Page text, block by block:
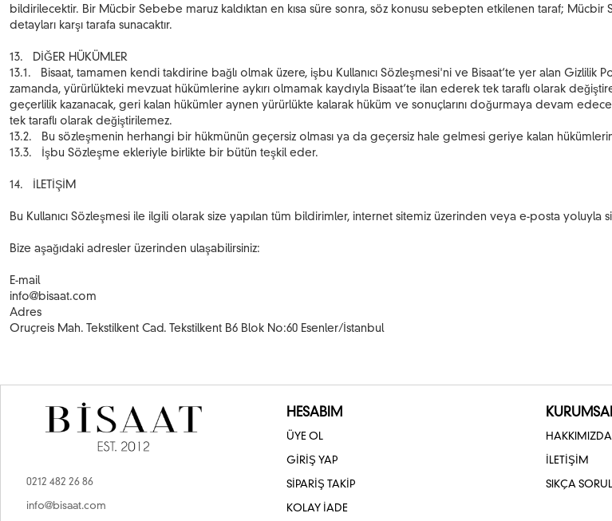
bildirilecektir. Bir Mücbir Sebebe maruz kaldıktan en kısa süre sonra, söz konusu sebepten etkilenen taraf;
detayları karşı tarafa sunacaktır.
13. DİĞER HÜKÜMLER
13.1. Bisaat, tamamen kendi takdirine bağlı olmak üzere, işbu Kullanıcı Sözleşmesi'ni ve Bisaat’te yer alan
zamanda, yürürlükteki mevzuat hükümlerine aykırı olmamak kaydıyla Bisaat’te ilan ederek tek taraflı olarak
geçerlilik kazanacak, geri kalan hükümler aynen yürürlükte kalarak hüküm ve sonuçlarını doğurmaya devam
tek taraflı olarak değiştirilemez.
13.2. Bu sözleşmenin herhangi bir hükmünün geçersiz olması ya da geçersiz hale gelmesi geriye kalan
13.3. İşbu Sözleşme ekleriyle birlikte bir bütün teşkil eder.
14. İLETİŞİM
Bu Kullanıcı Sözleşmesi ile ilgili olarak size yapılan tüm bildirimler, internet sitemiz üzerinden veya e-posta yoluyla
Bize aşağıdaki adresler üzerinden ulaşabilirsiniz:
E-mail
info@bisaat.com
Adres
Oruçreis Mah. Tekstilkent Cad. Tekstilkent B6 Blok No:60 Esenler/İstanbul
0212 482 26 86
info@bisaat.com
HESABIM
ÜYE OL
GİRİŞ YAP
SİPARİŞ TAKİP
KOLAY İADE
HAKKIMIZDA
İLETİŞİM
SIKÇA